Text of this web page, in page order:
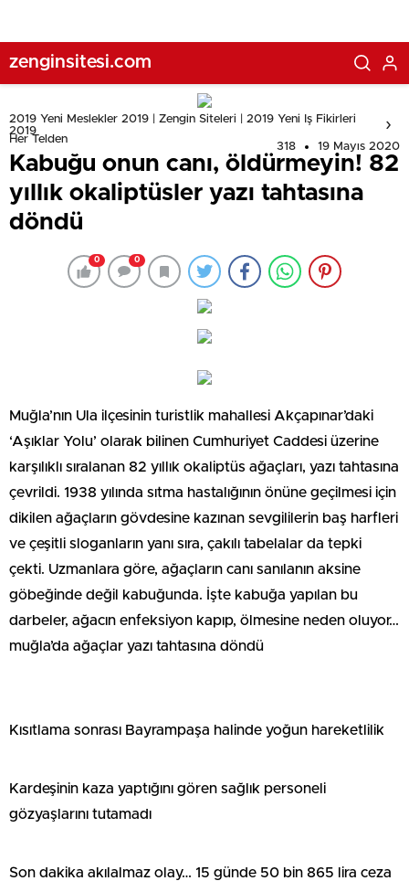
zenginsitesi.com
2019 Yeni Meslekler 2019 | Zengin Siteleri | 2019 Yeni Iş Fikirleri
2019
Her Telden
318 19 Mayıs 2020
Kabuğu onun canı, öldürmeyin! 82
yıllık okaliptüsler yazı tahtasına
döndü
0 0
Muğla’nın Ula ilçesinin turistlik mahallesi Akçapınar’daki
‘Aşıklar Yolu’ olarak bilinen Cumhuriyet Caddesi üzerine
karşılıklı sıralanan 82 yıllık okaliptüs ağaçları, yazı tahtasına
çevrildi. 1938 yılında sıtma hastalığının önüne geçilmesi için
dikilen ağaçların gövdesine kazınan sevgililerin baş harfleri
ve çeşitli sloganların yanı sıra, çakılı tabelalar da tepki
çekti. Uzmanlara göre, ağaçların canı sanılanın aksine
göbeğinde değil kabuğunda. İşte kabuğa yapılan bu
darbeler, ağacın enfeksiyon kapıp, ölmesine neden oluyor…
muğla’da ağaçlar yazı tahtasına döndü
Kısıtlama sonrası Bayrampaşa halinde yoğun hareketlilik
Kardeşinin kaza yaptığını gören sağlık personeli
gözyaşlarını tutamadı
Son dakika akılalmaz olay… 15 günde 50 bin 865 lira ceza